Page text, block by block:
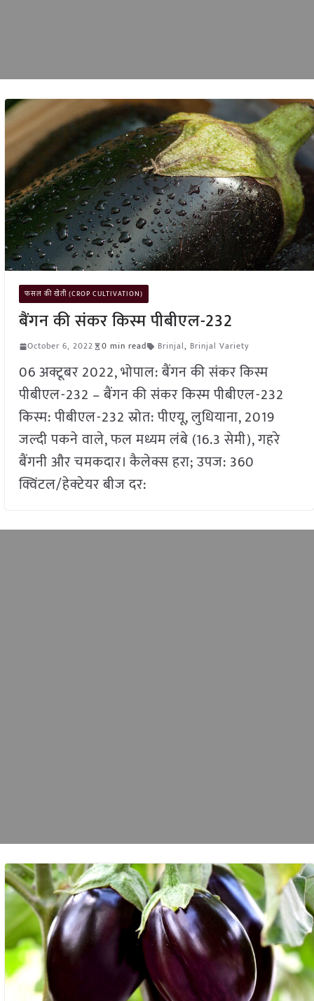
फसल की खेती (CROP CULTIVATION)
बैंगन की संकर किस्म पीबीएल-232
October 6, 2022 0 min read Brinjal, Brinjal Variety
06 अक्टूबर 2022, भोपाल: बैंगन की संकर किस्म
पीबीएल-232 – बैंगन की संकर किस्म पीबीएल-232
किस्म: पीबीएल-232 स्रोत: पीएयू, लुधियाना, 2019
जल्दी पकने वाले, फल मध्यम लंबे (16.3 सेमी), गहरे
बैंगनी और चमकदार। कैलेक्स हरा; उपज: 360
क्विंटल/हेक्टेयर बीज दर: